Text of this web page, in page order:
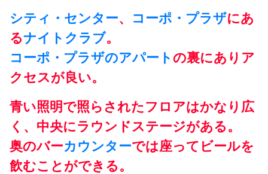
シティ・センター、 コーポ・プラザにあ
るナイトクラブ。
コーポ・プラザのアパートの裏にありア
クセスが良い。
青い照明で照らされたフロアはかなり広
く、中央にラウンドステージがある。
奥のバーカウンターでは座ってビールを
飲むことができる。